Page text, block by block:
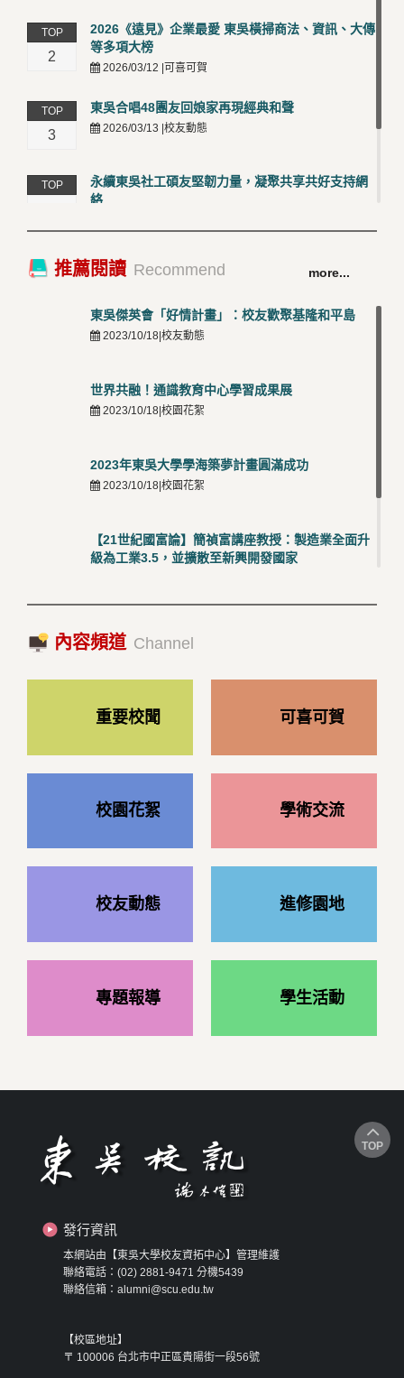
TOP
2
2026《遠見》企業最愛 東吳橫掃商法、資訊、大傳
等多項大榜
2026/03/12 |可喜可賀
TOP
3
東吳合唱48團友回娘家再現經典和聲
2026/03/13 |校友動態
TOP
永續東吳社工碩友堅韌力量，凝聚共享共好支持網
絡
TOP
卓越永續校園 東吳大學連奪 ISO 14001、45001 及
50001三大國際驗證殊榮
推薦閱讀 Recommend more...
東吳傑英會「好情計畫」：校友歡聚基隆和平島
2023/10/18|校友動態
世界共融！通識教育中心學習成果展
2023/10/18|校園花絮
2023年東吳大學學海築夢計畫圓滿成功
2023/10/18|校園花絮
【21世紀國富論】簡禎富講座教授：製造業全面升
級為工業3.5，並擴散至新興開發國家
2023/10/18|推薦閱讀
內容頻道 Channel
重要校聞 可喜可賀
校園花絮 學術交流
校友動態 進修園地
專題報導 學生活動
發行資訊
本網站由【東吳大學校友資拓中心】管理維護
聯絡電話：(02) 2881-9471 分機5439
聯絡信箱：alumni@scu.edu.tw
【校區地址】
〒 100006 台北市中正區貴陽街一段56號
TOP